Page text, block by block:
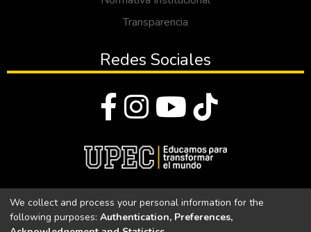
Transparencia
Redes Sociales
Universidad Politécnica Estatal del Carchi
We collect and process your personal information for the
following purposes: Authentication, Preferences,